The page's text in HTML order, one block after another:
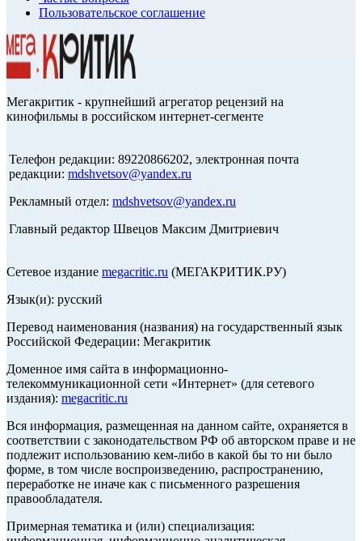
Пользовательское соглашение
Мегакритик - крупнейший агрегатор рецензий на
кинофильмы в российском интернет-сегменте
Телефон редакции: 89220866202, электронная почта
редакции: mdshvetsov@yandex.ru
Рекламный отдел: mdshvetsov@yandex.ru
Главный редактор Швецов Максим Дмитриевич
Сетевое издание megacritic.ru (МЕГАКРИТИК.РУ)
Язык(и): русский
Перевод наименования (названия) на государственный язык
Российской Федерации: Мегакритик
Доменное имя сайта в информационно-
телекоммуникационной сети «Интернет» (для сетевого
издания): megacritic.ru
Вся информация, размещенная на данном сайте, охраняется в
соответствии с законодательством РФ об авторском праве и не
подлежит использованию кем-либо в какой бы то ни было
форме, в том числе воспроизведению, распространению,
переработке не иначе как с письменного разрешения
правообладателя.
Примерная тематика и (или) специализация: